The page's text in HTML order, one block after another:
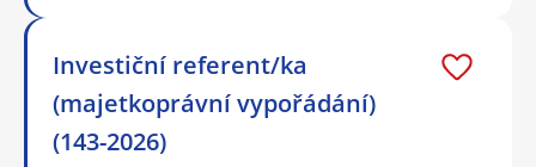
Investiční referent/ka
(majetkoprávní vypořádání)
(143-2026)